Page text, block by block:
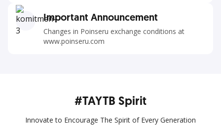
Important Announcement
Changes in Poinseru exchange conditions at
www.poinseru.com
#TAYTB Spirit
Innovate to Encourage The Spirit of Every Generation